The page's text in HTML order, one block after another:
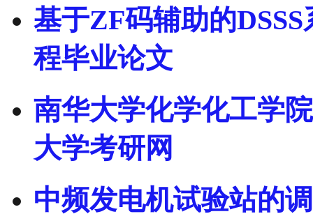
基于ZF码辅助的
程毕业论文
南华大学化学化工学
大学考研网
中频发电机试验站的